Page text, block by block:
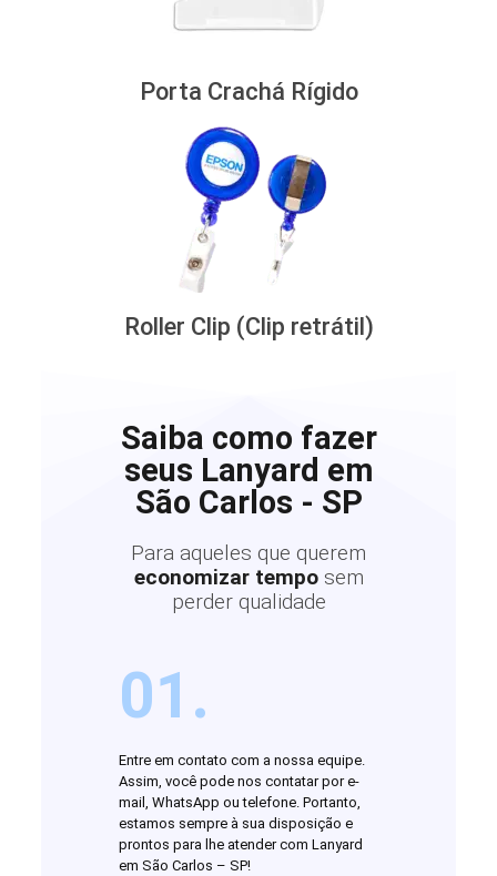
Porta Crachá Rígido
Roller Clip (Clip retrátil)
Saiba como fazer
seus Lanyard em
São Carlos - SP
Para aqueles que querem
economizar tempo sem
perder qualidade
01.
Entre em contato com a nossa equipe.
Assim, você pode nos contatar por e-
mail, WhatsApp ou telefone. Portanto,
estamos sempre à sua disposição e
prontos para lhe atender com Lanyard
em São Carlos – SP!